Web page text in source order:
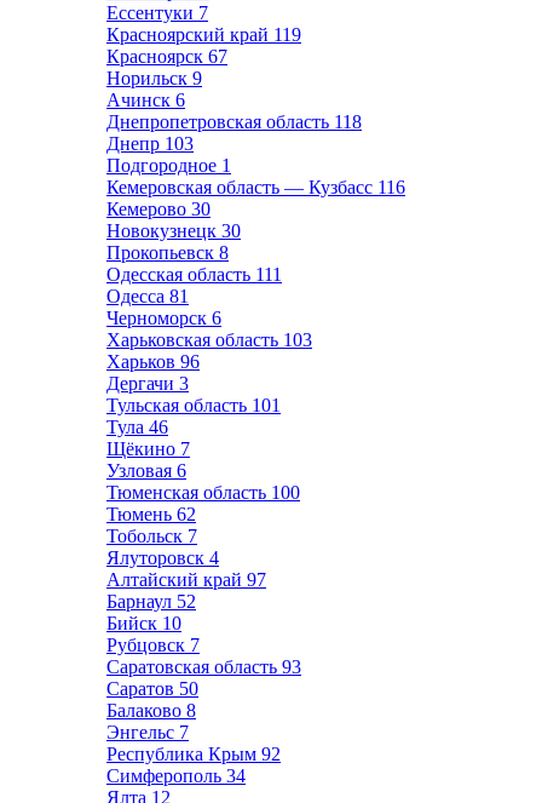
Ессентуки 7
Красноярский край 119
Красноярск 67
Норильск 9
Ачинск 6
Днепропетровская область 118
Днепр 103
Подгородное 1
Кемеровская область — Кузбасс 116
Кемерово 30
Новокузнецк 30
Прокопьевск 8
Одесская область 111
Одесса 81
Черноморск 6
Харьковская область 103
Харьков 96
Дергачи 3
Тульская область 101
Тула 46
Щёкино 7
Узловая 6
Тюменская область 100
Тюмень 62
Тобольск 7
Ялуторовск 4
Алтайский край 97
Барнаул 52
Бийск 10
Рубцовск 7
Саратовская область 93
Саратов 50
Балаково 8
Энгельс 7
Республика Крым 92
Симферополь 34
Ялта 12